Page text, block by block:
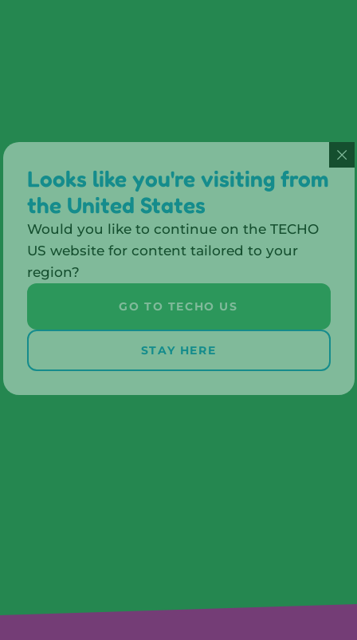
Looks like you're visiting from
the United States
Would you like to continue on the TECHO
US website for content tailored to your
region?
GO TO TECHO US
STAY HERE